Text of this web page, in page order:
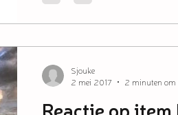
Reactie op
Sjouke
2 mei 2017
2 minuten om